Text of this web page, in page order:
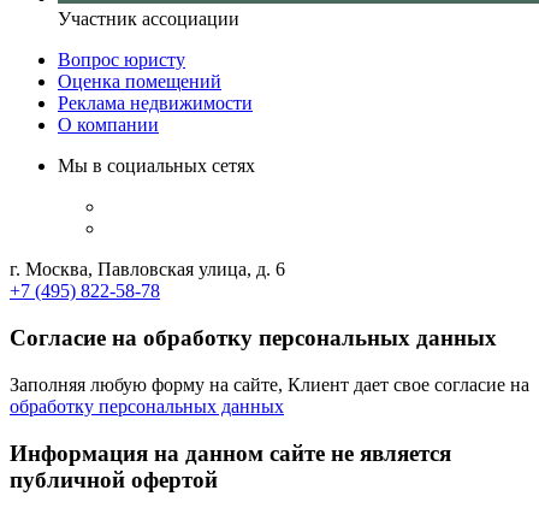
Участник ассоциации
Вопрос юристу
Оценка помещений
Реклама недвижимости
О компании
Мы в социальных сетях
г. Москва, Павловская улица, д. 6
+7 (495) 822-58-78
Согласие на обработку персональных данных
Заполняя любую форму на сайте, Клиент дает свое согласие на
обработку персональных данных
Информация на данном сайте не является
публичной офертой